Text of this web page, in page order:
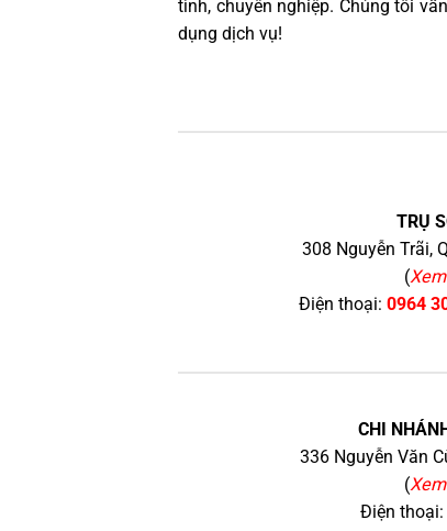
tình, chuyên nghiệp. Chúng tôi
dụng dịch vụ!
TRỤ
308 Nguyễn Trãi,
(
Điện thoại: 0964
CHI
336 Nguyễn Văn
(
Điện thoại: